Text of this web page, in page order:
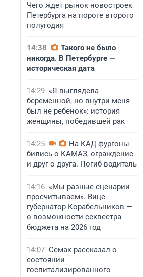
Чего ждет рынок новостроек
Петербурга на пороге второго
полугодия
14:38
Такого не было
никогда. В Петербурге —
историческая дата
14:29 «Я выглядела
беременной, но внутри меня
был не ребенок»: история
женщины, победившей рак
14:25
На КАД фургоны
бились о КАМАЗ, ограждение
и друг о друга. Погиб водитель
14:16 «Мы разные сценарии
просчитываем». Вице-
губернатор Корабельников —
о возможности секвестра
бюджета на 2026 год
14:07 Семак рассказал о
состоянии
госпитализированного